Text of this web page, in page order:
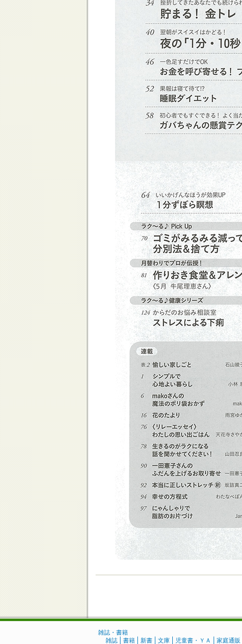
雑誌・書籍
雑誌
書籍 新書 文庫 児童書・ＹＡ 家庭通販